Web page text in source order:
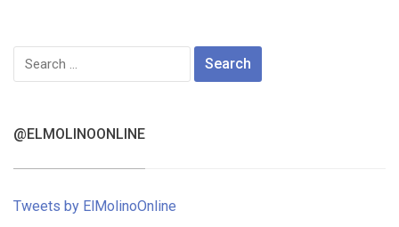
Search
for:
@ELMOLINOONLINE
Tweets by ElMolinoOnline